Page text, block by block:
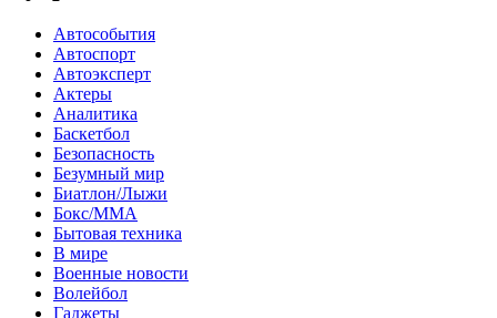
Автособытия
Автоспорт
Автоэксперт
Актеры
Аналитика
Баскетбол
Безопасность
Безумный мир
Биатлон/Лыжи
Бокс/MMA
Бытовая техника
В мире
Военные новости
Волейбол
Гаджеты